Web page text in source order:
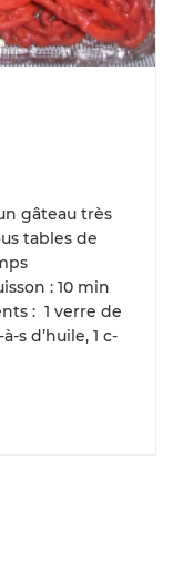
gâteau très
tables de
: 10 min
: 1 verre de
s d’huile, 1 c-